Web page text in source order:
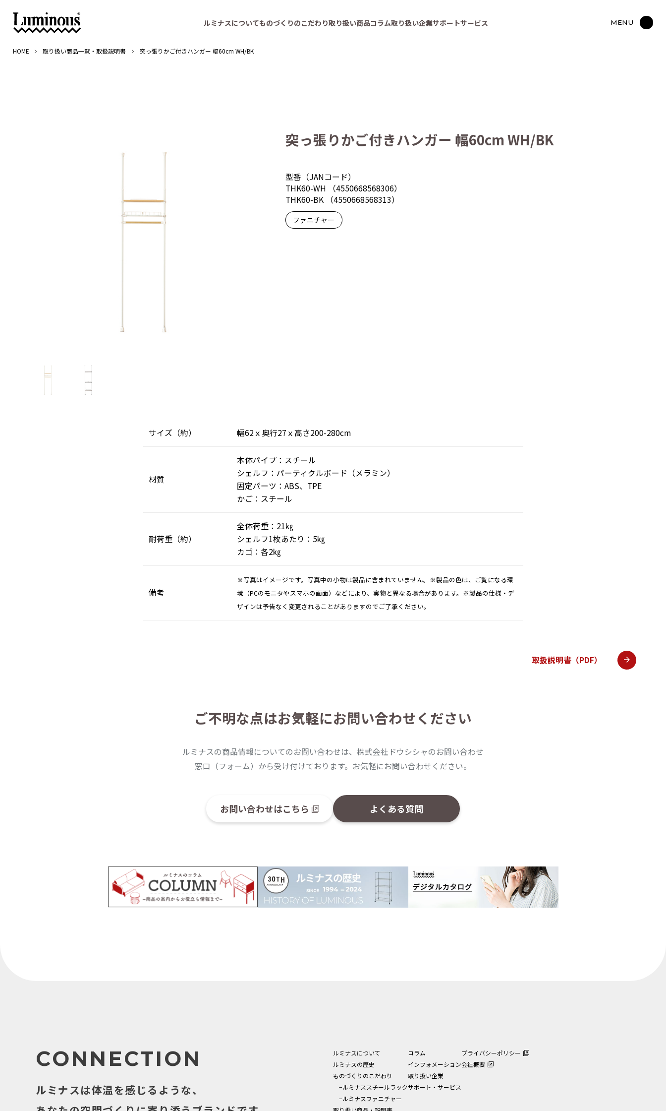
ルミナスについてものづくりのこだわり取り扱い商品コラム取り扱い企業サポートサービス MENU
HOME 取り扱い商品一覧・取扱説明書 突っ張りかご付きハンガー 幅60cm WH/BK
突っ張りかご付きハンガー 幅60cm WH/BK
型番（JANコード）
THK60-WH （4550668568306）
THK60-BK （4550668568313）
ファニチャー
サイズ（約） 幅62ｘ奥行27ｘ高さ200-280cm
材質
本体パイプ：スチール
シェルフ：パーティクルボード（メラミン）
固定パーツ：ABS、TPE
かご：スチール
耐荷重（約）
全体荷重：21㎏
シェルフ1枚あたり：5㎏
カゴ：各2㎏
備考
※写真はイメージです。写真中の小物は製品に含まれていません。※製品の色は、ご覧になる環
境（PCのモニタやスマホの画面）などにより、実物と異なる場合があります。※製品の仕様・デ
ザインは予告なく変更されることがありますのでご了承ください。
取扱説明書（PDF）
ご不明な点はお気軽にお問い合わせください
ルミナスの商品情報についてのお問い合わせは、株式会社ドウシシャのお問い合わせ
窓口（フォーム）から受け付けております。お気軽にお問い合わせください。
お問い合わせはこちら よくある質問
ルミナスについて
ルミナスの歴史
ものづくりのこだわり
−ルミナススチールラック
−ルミナスファニチャー
コラム
インフォメーション
取り扱い企業
サポート・サービス
プライバシーポリシー
会社概要
CONNECTION
ルミナスは体温を感じるような、